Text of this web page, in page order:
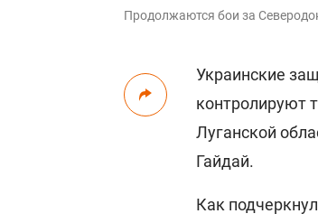
Продолжаются бои за
Украинские
контролируют
Луганской
Гайдай.
Как